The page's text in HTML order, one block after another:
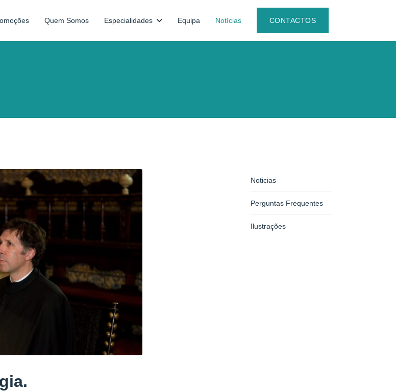
CONTACTOS
Quem Somos Especialidades Equipa Notícias
Noticias
Perguntas Frequentes
Ilustrações